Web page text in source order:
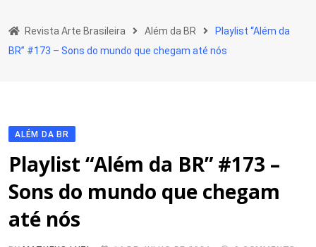
to
content
Revista Arte Brasileira Além da BR
Playlist “Além da
BR” #173 – Sons do mundo que chegam até nós
ALÉM DA BR
Playlist “Além da BR” #173 –
Sons do mundo que chegam
até nós